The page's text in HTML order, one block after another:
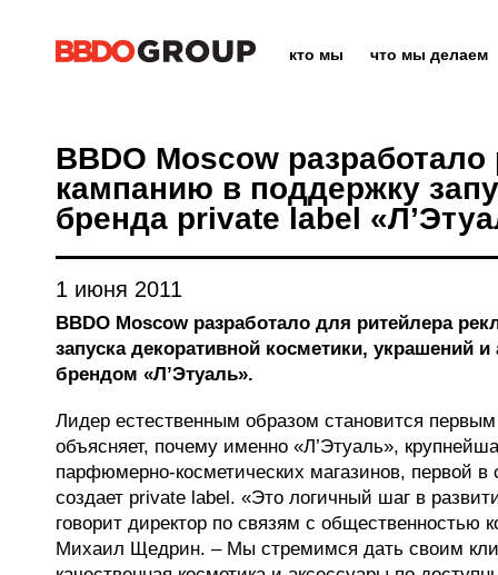
кто мы что мы делаем
BBDO Moscow
кампанию в поддержку
бренда private label
1 июня 2011
BBDO Moscow разработало для ритейлера
запуска декоративной косметики, украшений и
брендом «Л’Этуаль».
Лидер естественным образом становится
объясняет, почему именно «Л’Этуаль»,
парфюмерно-косметических магазинов, первой в
создает private label. «Это логичный шаг в
говорит директор по связям с общественностью
Михаил Щедрин. – Мы стремимся дать своим